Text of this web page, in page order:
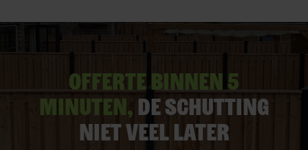
Offerte binnen 5
minuten, De schutting
niet veel later